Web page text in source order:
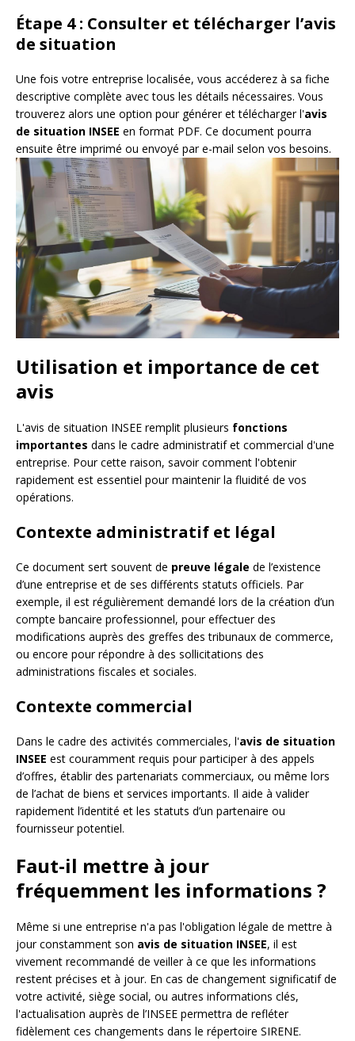
Étape 4 : Consulter et télécharger l’avis
de situation
Une fois votre entreprise localisée, vous accéderez à sa fiche
descriptive complète avec tous les détails nécessaires. Vous
trouverez alors une option pour générer et télécharger l'avis
de situation INSEE en format PDF. Ce document pourra
ensuite être imprimé ou envoyé par e-mail selon vos besoins.
Utilisation et importance de cet
avis
L'avis de situation INSEE remplit plusieurs fonctions
importantes dans le cadre administratif et commercial d'une
entreprise. Pour cette raison, savoir comment l'obtenir
rapidement est essentiel pour maintenir la fluidité de vos
opérations.
Contexte administratif et légal
Ce document sert souvent de preuve légale de l’existence
d’une entreprise et de ses différents statuts officiels. Par
exemple, il est régulièrement demandé lors de la création d’un
compte bancaire professionnel, pour effectuer des
modifications auprès des greffes des tribunaux de commerce,
ou encore pour répondre à des sollicitations des
administrations fiscales et sociales.
Contexte commercial
Dans le cadre des activités commerciales, l'avis de situation
INSEE est couramment requis pour participer à des appels
d’offres, établir des partenariats commerciaux, ou même lors
de l’achat de biens et services importants. Il aide à valider
rapidement l’identité et les statuts d’un partenaire ou
fournisseur potentiel.
Faut-il mettre à jour
fréquemment les informations ?
Même si une entreprise n'a pas l'obligation légale de mettre à
jour constamment son avis de situation INSEE, il est
vivement recommandé de veiller à ce que les informations
restent précises et à jour. En cas de changement significatif de
votre activité, siège social, ou autres informations clés,
l'actualisation auprès de l’INSEE permettra de refléter
fidèlement ces changements dans le répertoire SIRENE.